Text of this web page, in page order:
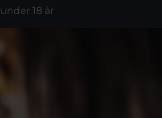
under 18 år